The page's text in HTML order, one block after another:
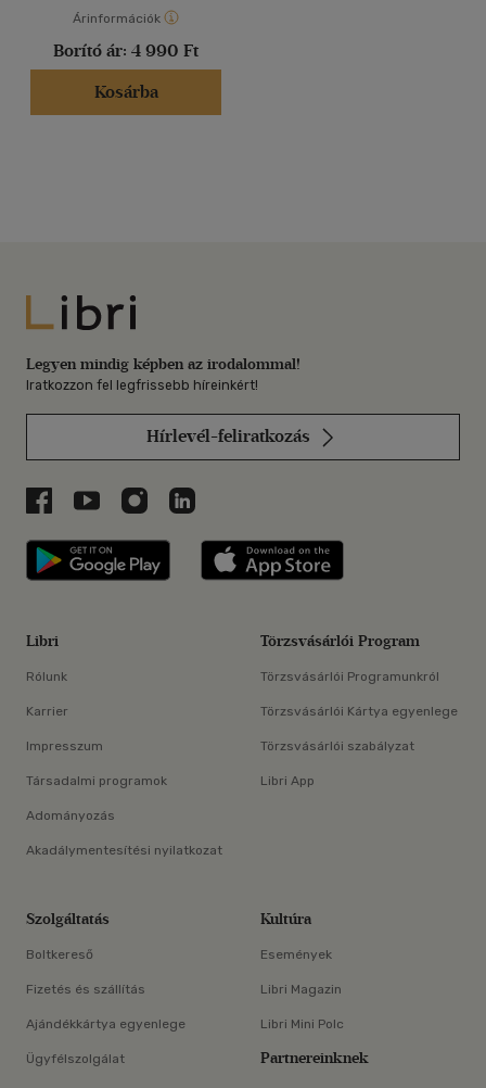
Árinformációk
Borító ár: 4 990 Ft
Kosárba
Libri
Legyen mindig képben az irodalommal!
Iratkozzon fel legfrissebb híreinkért!
Hírlevél-feliratkozás
Libri a Facebookon
Libri a Youtube-on
Libri az Instagramon
Libri a LinkedInen
Libri applikáció Szerezd meg: Google
Libri
Rólunk
Karrier
Impresszum
Társadalmi programok
Adományozás
Akadálymentesítési nyilatkozat
Törzsvásárlói Program
Törzsvásárlói Programunkról
Törzsvásárlói Kártya egyenlege
Törzsvásárlói szabályzat
Libri App
Szolgáltatás
Boltkereső
Fizetés és szállítás
Ajándékkártya egyenlege
Ügyfélszolgálat
Kultúra
Események
Libri Magazin
Libri Mini Polc
Partnereinknek